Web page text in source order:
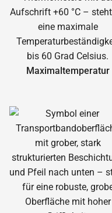
Maximal­temperatur